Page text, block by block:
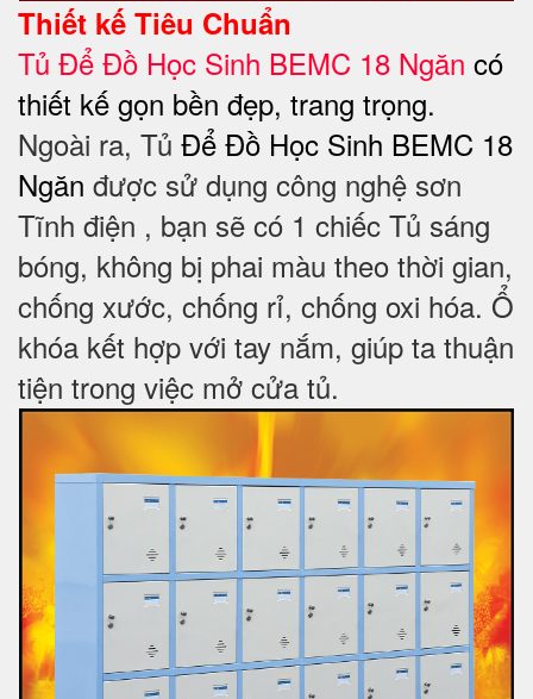
Thiết kế Tiêu Chuẩn
Tủ Để Đồ Học Sinh BEMC 18 Ngăn có
thiết kế gọn bền đẹp, trang trọng.
Ngoài ra, Tủ Để Đồ Học Sinh BEMC 18
Ngăn được sử dụng công nghệ sơn
Tĩnh điện , bạn sẽ có 1 chiếc Tủ sáng
bóng, không bị phai màu theo thời gian,
chống xước, chống rỉ, chống oxi hóa. Ổ
khóa kết hợp với tay nắm, giúp ta thuận
tiện trong việc mở cửa tủ.